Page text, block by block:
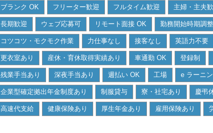
ブランク OK フリーター歓迎 フルタイム歓迎 主婦・主夫
長期歓迎 ウェブ応募可 リモート面接 OK 勤務開始時期調整
コツコツ・モクモク作業 力仕事なし 接客なし 英語力不要
更衣室あり 産休・育休取得実績あり 車通勤 OK 登録制
残業手当あり 深夜手当あり 週払い OK 工場 e ラーニ
企業型確定拠出年金制度あり 制服貸与 寮・社宅あり 慶弔
高速代支給 健康保険あり 厚生年金あり 雇用保険あり